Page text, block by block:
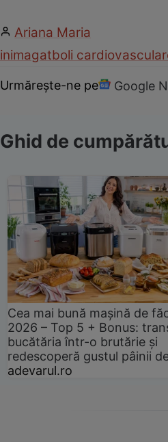
Ariana Maria
inimagatboli
Urmărește-ne pe Google
Ghid de
Cea mai bună mașină de
2026 – Top 5 + Bonus:
bucătăria într-o brutărie și
redescoperă gustul pâinii
adevarul.ro